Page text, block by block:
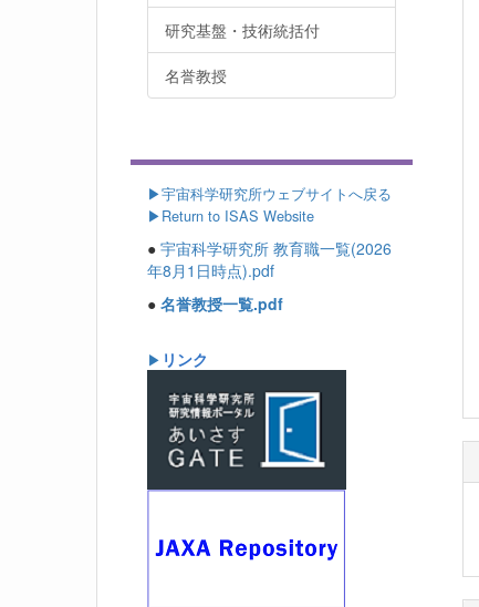
研究基盤・技術統括付
名誉教授
▶宇宙科学研究所ウェブサイトへ戻る
▶Return to ISAS Website
● 宇宙科学研究所 教育職一覧(2026
年8月1日時点).pdf
● 名誉教授一覧.pdf
▶ リンク